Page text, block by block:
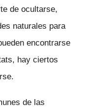
de ocultarse,
naturales para
encontrarse
hay ciertos
de las